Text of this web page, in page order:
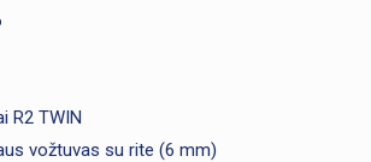
R2 TWIN
vožtuvas su rite (6 mm)